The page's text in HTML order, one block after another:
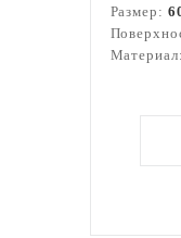
Размер:
Материал: